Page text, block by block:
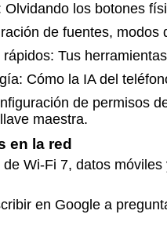
los botones
de fuentes,
Tus
Cómo la IA del
de permisos
maestra.
en la red
Wi-Fi 7, datos
en Google a